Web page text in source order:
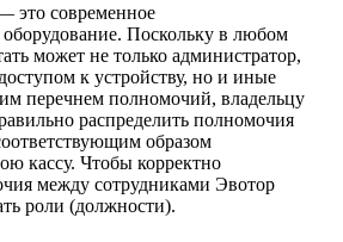
это современное
Поскольку в любом
может не только администратор,
к устройству, но и иные
перечнем полномочий, владельцу
распределить полномочия
образом
кассу. Чтобы корректно
между сотрудниками Эвотор
роли (должности).